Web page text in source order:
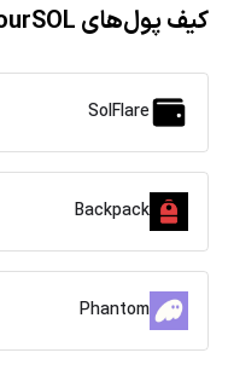
کیف پول‌های RefundYourSOL
SolFlare
Backpack
Phantom